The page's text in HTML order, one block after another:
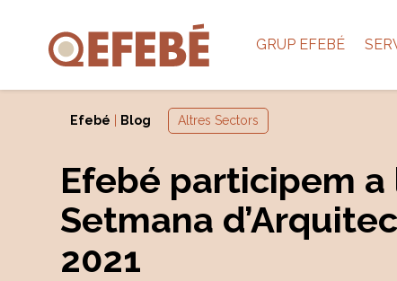
GRUP EFEBÉ
Efebé Blog Altres Sectors
Efebé participem a
Setmana
2021